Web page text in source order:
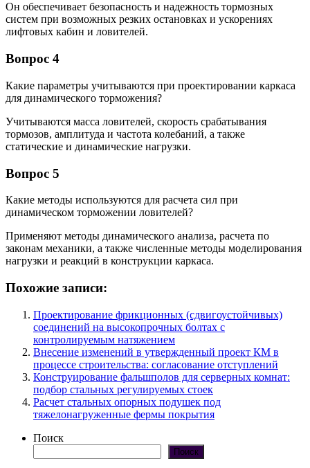
Он обеспечивает безопасность и надежность тормозных
систем при возможных резких остановках и ускорениях
лифтовых кабин и ловителей.
Вопрос 4
Какие параметры учитываются при проектировании каркаса
для динамического торможения?
Учитываются масса ловителей, скорость срабатывания
тормозов, амплитуда и частота колебаний, а также
статические и динамические нагрузки.
Вопрос 5
Какие методы используются для расчета сил при
динамическом торможении ловителей?
Применяют методы динамического анализа, расчета по
законам механики, а также численные методы моделирования
нагрузки и реакций в конструкции каркаса.
Похожие записи:
Проектирование фрикционных (сдвигоустойчивых)
соединений на высокопрочных болтах с
контролируемым натяжением
Внесение изменений в утвержденный проект КМ в
процессе строительства: согласование отступлений
Конструирование фальшполов для серверных комнат:
подбор стальных регулируемых стоек
Расчет стальных опорных подушек под
тяжелонагруженные фермы покрытия
Поиск
Поиск